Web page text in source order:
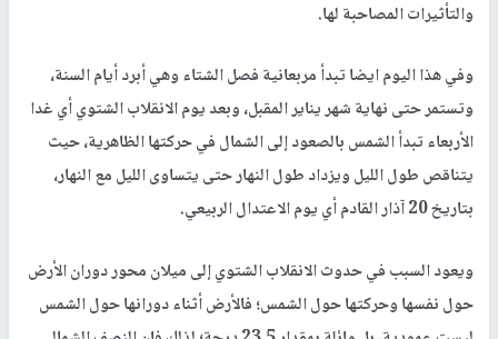
والتأثيرات المصاحبة لها.
وفي هذا اليوم ايضا تبدأ مربعانية فصل الشتاء وهي أبرد أيام السنة،
وتستمر حتى نهاية شهر يناير المقبل، وبعد يوم الانقلاب الشتوي أي غدا
الأربعاء تبدأ الشمس بالصعود إلى الشمال في حركتها الظاهرية، حيث
يتناقص طول الليل ويزداد طول النهار حتى يتساوى الليل مع النهار،
بتاريخ 20 آذار القادم أي يوم الاعتدال الربيعي.
ويعود السبب في حدوث الانقلاب الشتوي إلى ميلان محور دوران الأرض
حول نفسها وحركتها حول الشمس؛ فالأرض أثناء دورانها حول الشمس